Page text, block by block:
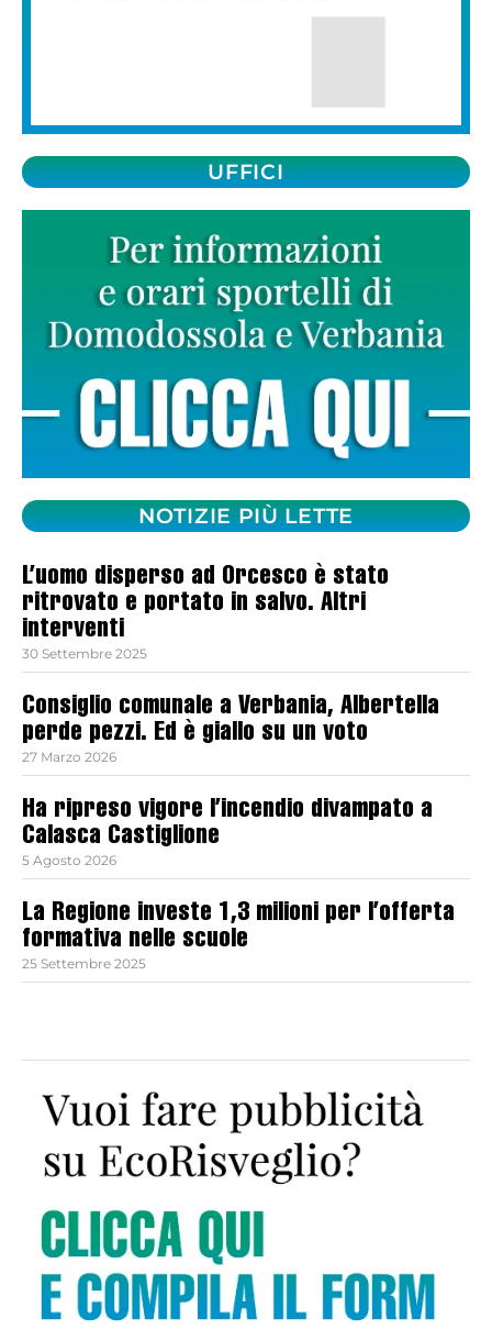
UFFICI
NOTIZIE PIÙ LETTE
L’uomo disperso ad Orcesco è stato
ritrovato e portato in salvo. Altri
interventi
30 Settembre 2025
Consiglio comunale a Verbania, Albertella
perde pezzi. Ed è giallo su un voto
27 Marzo 2026
Ha ripreso vigore l’incendio divampato a
Calasca Castiglione
5 Agosto 2026
La Regione investe 1,3 milioni per l’offerta
formativa nelle scuole
25 Settembre 2025